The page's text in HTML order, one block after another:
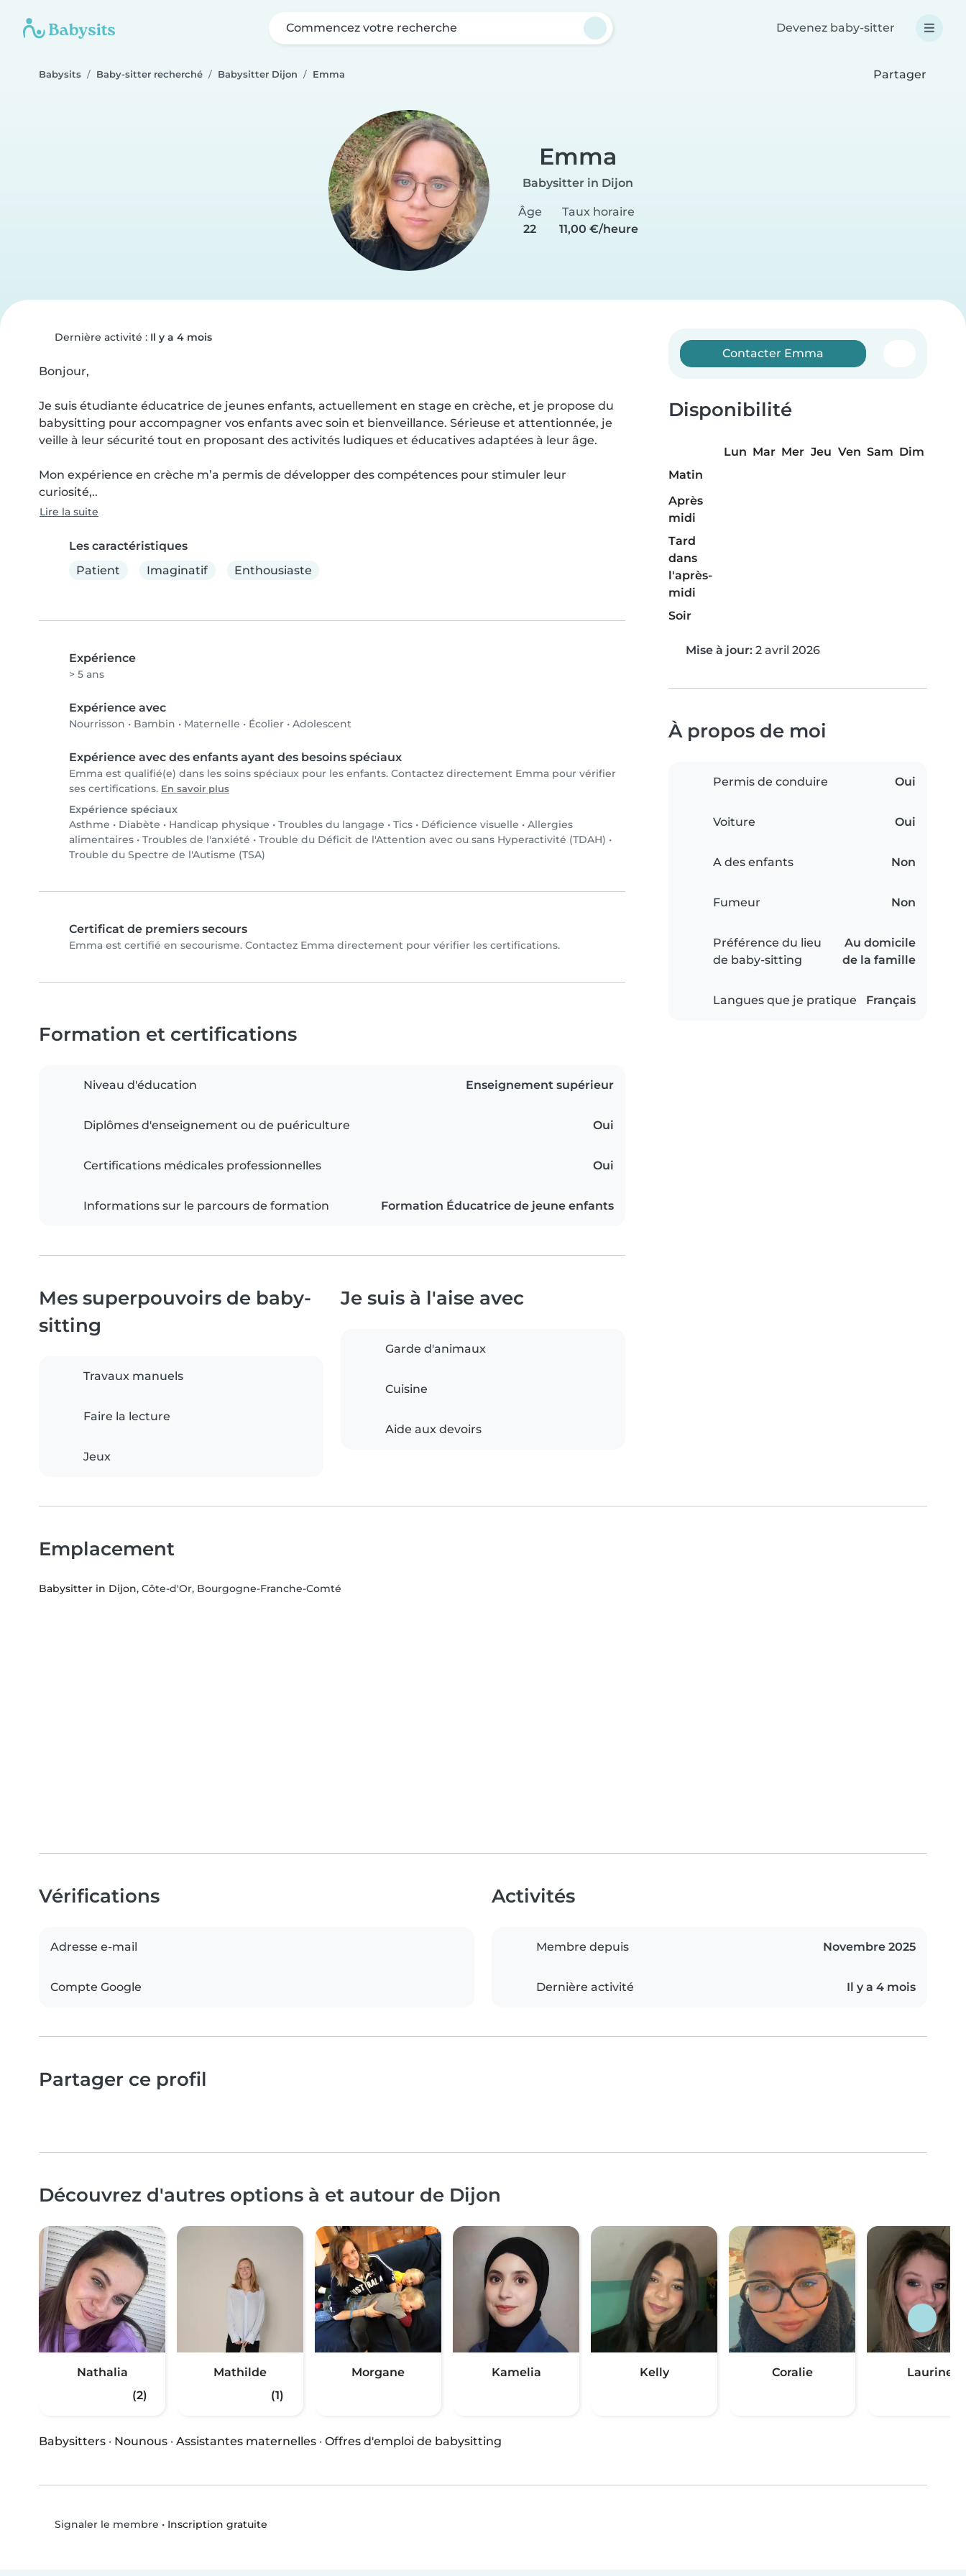
Commencez votre recherche Devenez baby-sitter
Babysits Baby-sitter recherché Babysitter Dijon Emma Partager
Emma
Babysitter in Dijon
Âge
22
Taux horaire
11,00 €/heure
Dernière activité : Il y a 4 mois
Bonjour,
Je suis étudiante éducatrice de jeunes enfants, actuellement en stage en crèche, et je propose du
babysitting pour accompagner vos enfants avec soin et bienveillance. Sérieuse et attentionnée, je
veille à leur sécurité tout en proposant des activités ludiques et éducatives adaptées à leur âge.
Mon expérience en crèche m’a permis de développer des compétences pour stimuler leur
curiosité,..
Lire la suite
Les caractéristiques
Patient
Imaginatif Enthousiaste
Expérience
> 5 ans
Expérience avec
Nourrisson • Bambin • Maternelle • Écolier • Adolescent
Expérience avec des enfants ayant des besoins spéciaux
Emma est qualifié(e) dans les soins spéciaux pour les enfants. Contactez directement Emma pour vérifier
ses certifications. En savoir plus
Expérience spéciaux
Asthme • Diabète • Handicap physique • Troubles du langage • Tics • Déficience visuelle • Allergies
alimentaires • Troubles de l'anxiété • Trouble du Déficit de l'Attention avec ou sans Hyperactivité (TDAH) •
Trouble du Spectre de l'Autisme (TSA)
Certificat de premiers secours
Emma est certifié en secourisme. Contactez Emma directement pour vérifier les certifications.
Contacter Emma
Disponibilité
Lun Mar Mer Jeu Ven Sam Dim
Matin
Après
midi
Tard
dans
l'après-
midi
Soir
Mise à jour: 2 avril 2026
À propos de moi
Permis de conduire Oui
Voiture Oui
A des enfants Non
Fumeur Non
Préférence du lieu
de baby-sitting
Au domicile
de la famille
Langues que je pratique Français
Formation et certifications
Niveau d'éducation Enseignement supérieur
Diplômes d'enseignement ou de puériculture Oui
Certifications médicales professionnelles Oui
Informations sur le parcours de formation Formation Éducatrice de jeune enfants
Mes superpouvoirs de baby-
sitting
Travaux manuels
Faire la lecture
Jeux
Je suis à l'aise avec
Garde d'animaux
Cuisine
Aide aux devoirs
Emplacement
Babysitter in Dijon, Côte-d'Or, Bourgogne-Franche-Comté
Vérifications
Adresse e-mail
Compte Google
Activités
Membre depuis Novembre 2025
Dernière activité Il y a 4 mois
Partager ce profil
Découvrez d'autres options à et autour de Dijon
Nathalia
(2)
Mathilde
(1)
Morgane Kamelia Kelly Coralie Laurine
Babysitters · Nounous · Assistantes maternelles · Offres d'emploi de babysitting
Signaler le membre • Inscription gratuite